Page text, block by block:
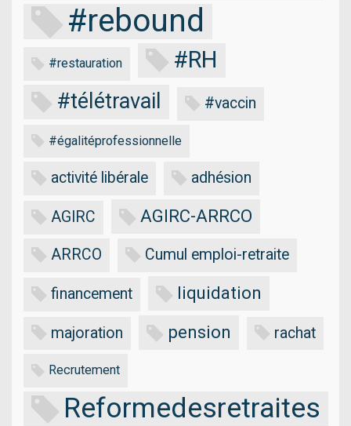
#rebound
#restauration #RH
#télétravail #vaccin
#égalitéprofessionnelle
activité libérale adhésion
AGIRC AGIRC-ARRCO
ARRCO Cumul emploi-retraite
financement liquidation
majoration pension rachat
Recrutement
Reformedesretraites